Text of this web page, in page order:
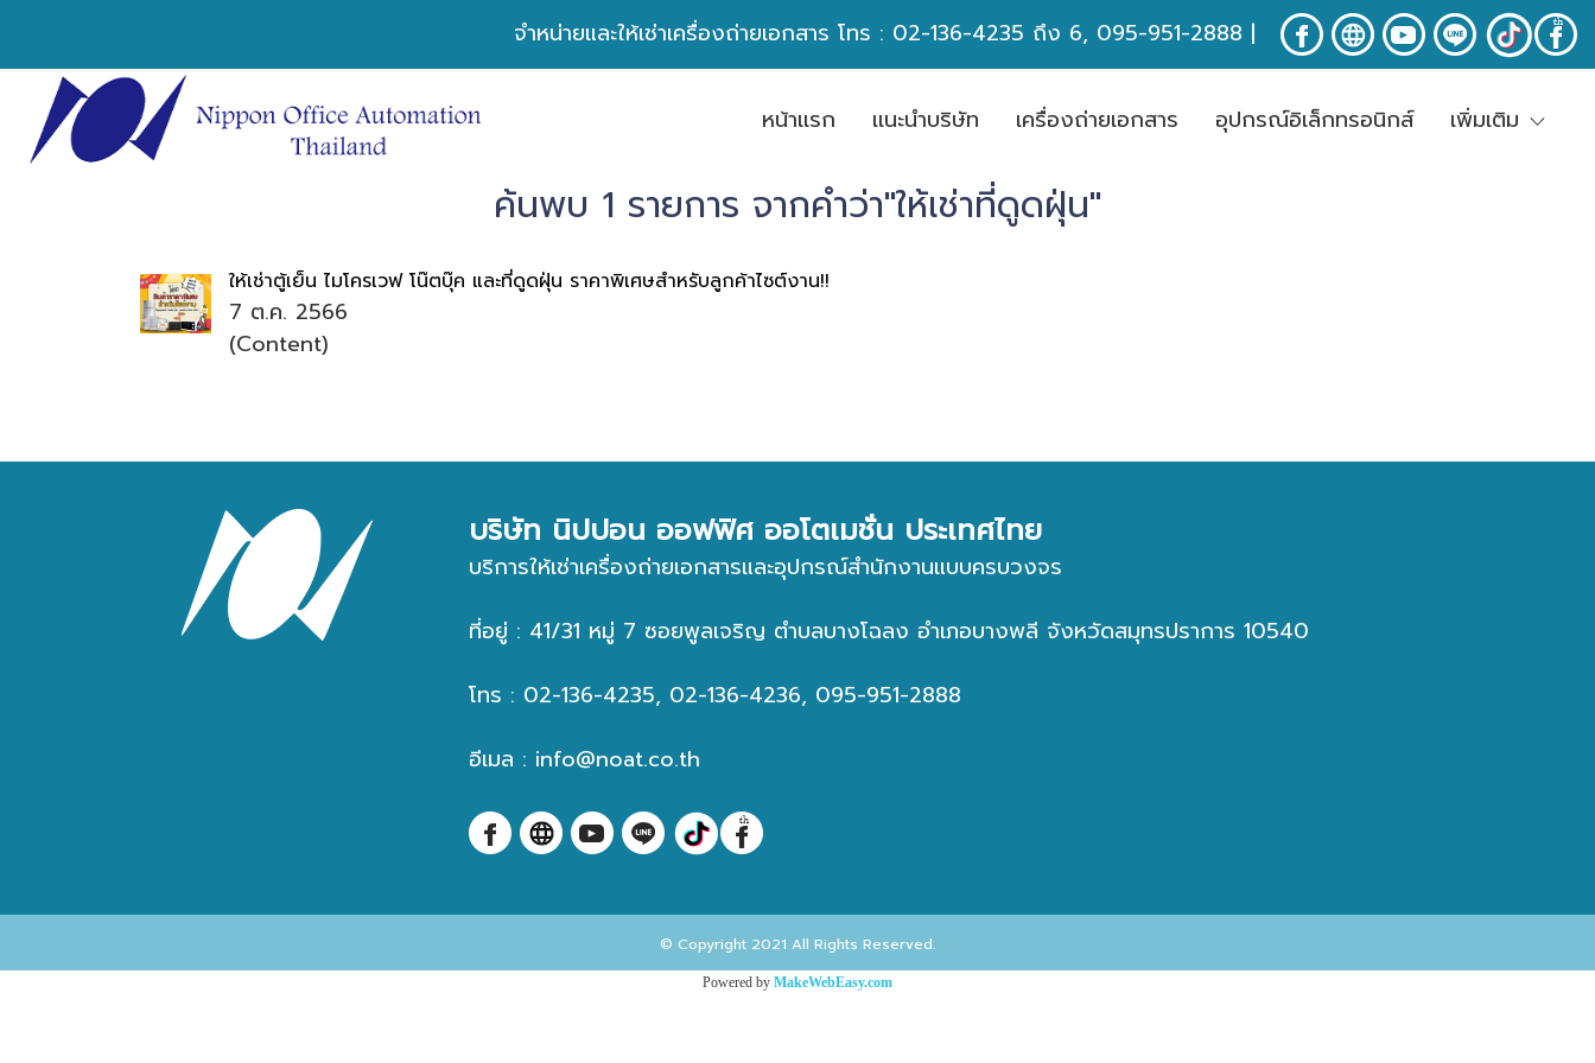
จำหน่ายและให้เช่าเครื่องถ่ายเอกสาร โทร : 02-136-4235 ถึง 6, 095-951-2888 |
หน้าเเรก เเนะนำบริษัท เครื่องถ่ายเอกสาร อุปกรณ์อิเล็กทรอนิกส์ เพิ่มเติม
ค้นพบ 1 รายการ จากคำว่า"ให้เช่าที่ดูดฝุ่น"
ให้เช่าตู้เย็น ไมโครเวฟ โน๊ตบุ๊ค และที่ดูดฝุ่น ราคาพิเศษสำหรับลูกค้าไซต์งาน!!
7 ต.ค. 2566
(Content)
บริษัท นิปปอน ออฟฟิศ ออโตเมชั่น ประเทศไทย
บริการให้เช่าเครื่องถ่ายเอกสารและอุปกรณ์สำนักงานแบบครบวงจร
ที่อยู่ : 41/31 หมู่ 7 ซอยพูลเจริญ ตำบลบางโฉลง อำเภอบางพลี จังหวัดสมุทรปราการ 10540
โทร : 02-136-4235, 02-136-4236, 095-951-2888
อีเมล : info@noat.co.th
© Copyright 2021 All Rights Reserved.
Powered by MakeWebEasy.com